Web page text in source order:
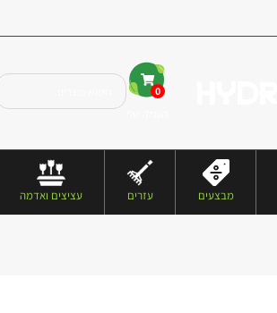
0
מבצעים עזרים עציצים ואדמה